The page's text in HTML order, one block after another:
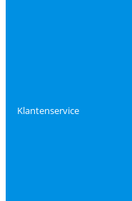
Klantenservice